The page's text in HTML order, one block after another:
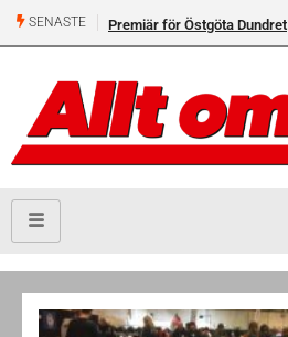
SENASTE Premiär för Östgöta Dundret